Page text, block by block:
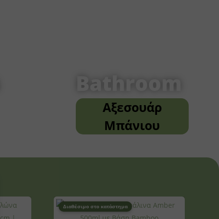
Bathroom
Αξεσουάρ
Μπάνιου
Διαθέσιμο στο κατάστημα